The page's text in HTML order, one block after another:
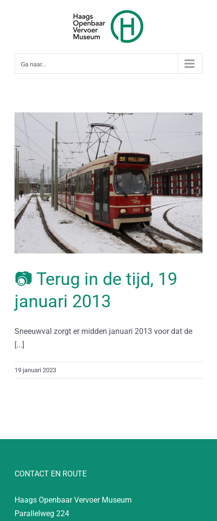
Ga naar...
📷 Terug in de tijd, 19
januari 2013
Sneeuwval zorgt er midden januari 2013 voor dat de
[...]
19 januari 2023
CONTACT EN ROUTE
Haags Openbaar Vervoer Museum
Parallelweg 224